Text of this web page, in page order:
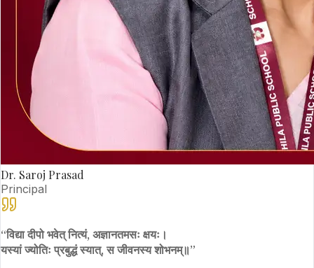
Dr. Saroj Prasad
Principal
“विद्या दीपो भवेत् नित्यं, अज्ञानतमसः क्षयः।
यस्यां ज्योतिः प्रबुद्धं स्यात्, स जीवनस्य शोभनम्॥”